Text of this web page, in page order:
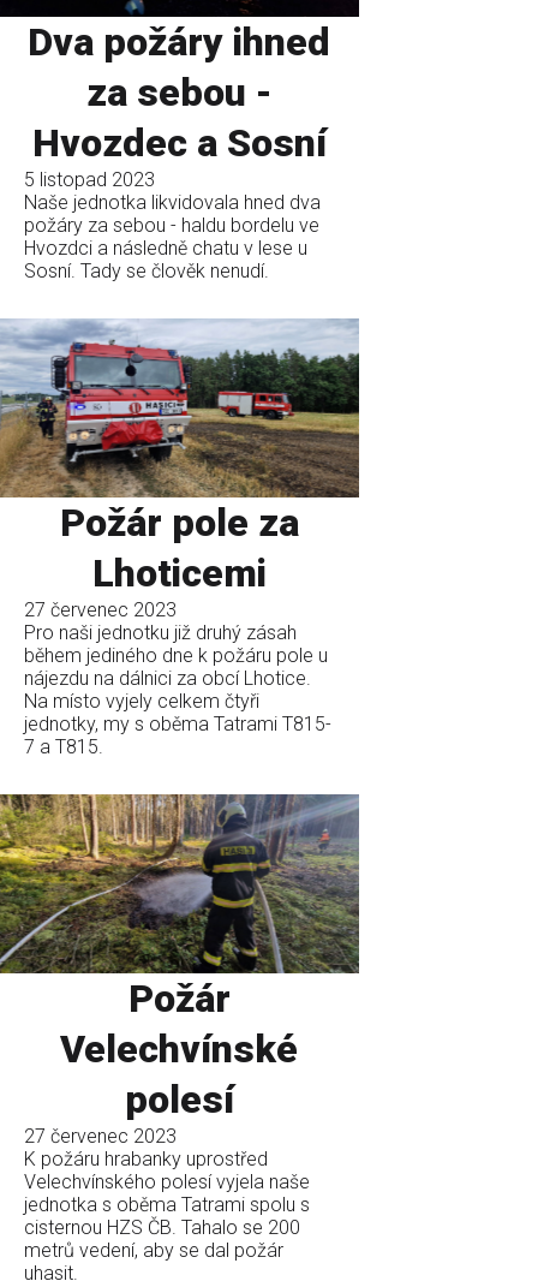
Dva požáry ihned
za sebou -
Hvozdec a Sosní
5 listopad 2023
Naše jednotka likvidovala hned dva
požáry za sebou - haldu bordelu ve
Hvozdci a následně chatu v lese u
Sosní. Tady se člověk nenudí.
Požár pole za
Lhoticemi
27 červenec 2023
Pro naši jednotku již druhý zásah
během jediného dne k požáru pole u
nájezdu na dálnici za obcí Lhotice.
Na místo vyjely celkem čtyři
jednotky, my s oběma Tatrami T815-
7 a T815.
Požár
Velechvínské
polesí
27 červenec 2023
K požáru hrabanky uprostřed
Velechvínského polesí vyjela naše
jednotka s oběma Tatrami spolu s
cisternou HZS ČB. Tahalo se 200
metrů vedení, aby se dal požár
uhasit.